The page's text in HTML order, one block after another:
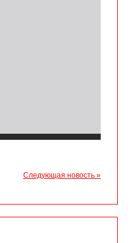
Следующая новость »